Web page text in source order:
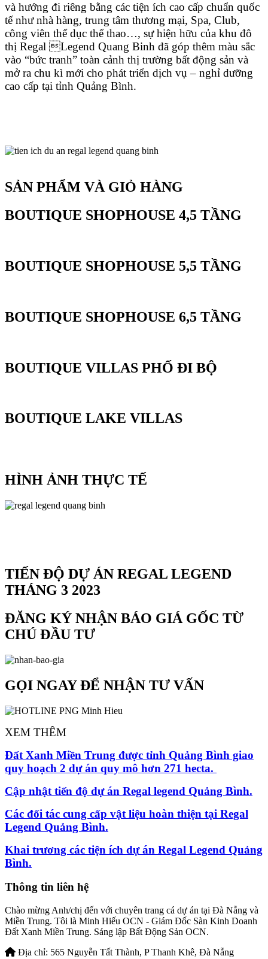
và hướng đi riêng bằng các tiện ích cao cấp chuẩn quốc
tế như nhà hàng, trung tâm thương mại, Spa, Club,
công viên thể dục thể thao…, sự hiện hữu của khu đô
thị Regal Legend Quang Binh đã góp thêm màu sắc
vào “bức tranh” toàn cảnh thị trường bất động sản và
mở ra chu kì mới cho phát triển dịch vụ – nghỉ dưỡng
cao cấp tại tỉnh Quảng Bình.
SẢN PHẨM VÀ GIỎ HÀNG
BOUTIQUE SHOPHOUSE 4,5 TẦNG
BOUTIQUE SHOPHOUSE 5,5 TẦNG
BOUTIQUE SHOPHOUSE 6,5 TẦNG
BOUTIQUE VILLAS PHỐ ĐI BỘ
BOUTIQUE LAKE VILLAS
HÌNH ẢNH THỰC TẾ
TIẾN ĐỘ DỰ ÁN REGAL LEGEND
THÁNG 3 2023
ĐĂNG KÝ NHẬN BÁO GIÁ GỐC TỪ
CHÚ ĐẦU TƯ
GỌI NGAY ĐỂ NHẬN TƯ VẤN
XEM THÊM
Đất Xanh Miền Trung được tỉnh Quảng Bình giao
quy hoạch 2 dự án quy mô hơn 271 hecta.
Cập nhật tiến độ dự án Regal legend Quảng Bình.
Các đối tác cung cấp vật liệu hoàn thiện tại Regal
Legend Quảng Bình.
Khai trương các tiện ích dự án Regal Legend Quảng
Bình.
Thông tin liên hệ
Chào mừng Anh/chị đến với chuyên trang cá dự án tại Đà Nẵng và
Miền Trung. Tôi là Minh Hiếu OCN - Giám Đốc Sàn Kinh Doanh
Đất Xanh Miền Trung. Sáng lập Bất Động Sản OCN.
Địa chỉ: 565 Nguyễn Tất Thành, P Thanh Khê, Đà Nẵng